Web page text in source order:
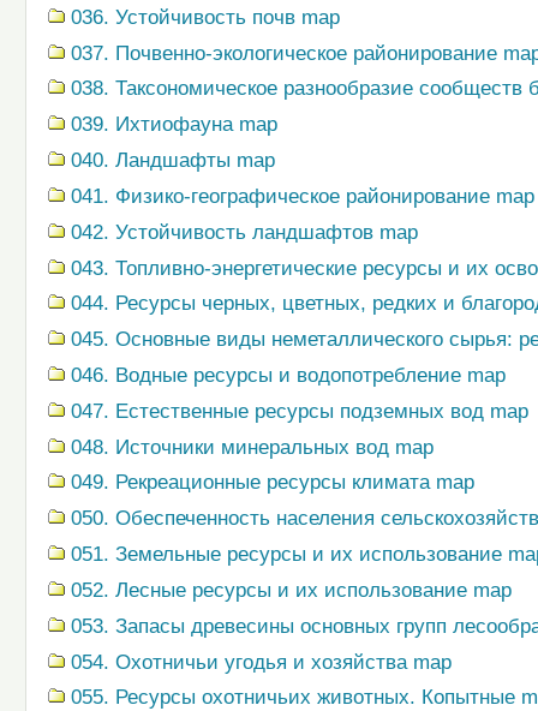
036. Устойчивость почв map
037. Почвенно-экологическое районирование
038. Таксономическое разнообразие сообществ
039. Ихтиофауна map
040. Ландшафты map
041. Физико-географическое районирование map
042. Устойчивость ландшафтов map
043. Топливно-энергетические ресурсы и их
044. Ресурсы черных, цветных, редких и
045. Основные виды неметаллического сырья:
046. Водные ресурсы и водопотребление map
047. Естественные ресурсы подземных вод map
048. Источники минеральных вод map
049. Рекреационные ресурсы климата map
050. Обеспеченность населения
051. Земельные ресурсы и их использование
052. Лесные ресурсы и их использование map
053. Запасы древесины основных групп
054. Охотничьи угодья и хозяйства map
055. Ресурсы охотничьих животных. Копытные